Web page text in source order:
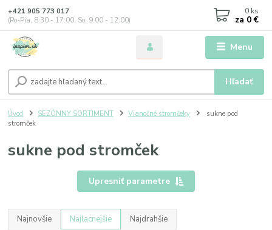
Menu
Hľadať
+421 905 773 017
(Po-Pia, 8:30 - 17:00, So: 9:00 - 12:00)
0 ks
za 0 €
Úvod SEZÓNNY SORTIMENT Vianočné stromčeky
sukne pod
stromček
sukne pod stromček
Upresniť parametre
Najnovšie Najlacnejšie Najdrahšie